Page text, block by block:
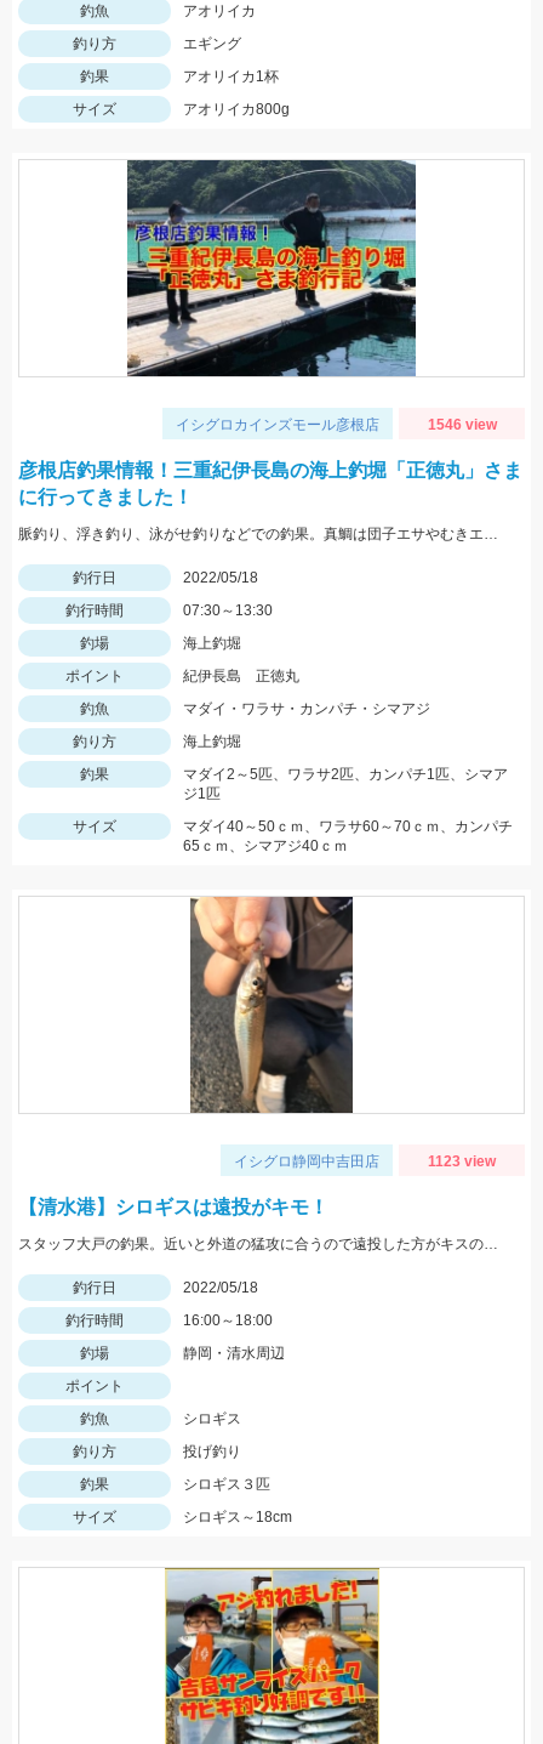
釣魚
アオリイカ
釣り方
エギング
釣果
アオリイカ1杯
サイズ
アオリイカ800g
イシグロカインズモール彦根店 1546 view
彦根店釣果情報！三重紀伊長島の海上釣堀「正徳丸」さま
に行ってきました！
脈釣り、浮き釣り、泳がせ釣りなどでの釣果。真鯛は団子エサやむきエビ、冷凍ボケなどに好反応。青物はキビナゴや鰹のハラモなどでヒット。
釣行日
2022/05/18
釣行時間
07:30～13:30
釣場
海上釣堀
ポイント
紀伊長島 正徳丸
釣魚
マダイ・ワラサ・カンパチ・シマアジ
釣り方
海上釣堀
釣果
マダイ2～5匹、ワラサ2匹、カンパチ1匹、シマア
ジ1匹
サイズ
マダイ40～50ｃｍ、ワラサ60～70ｃｍ、カンパチ
65ｃｍ、シマアジ40ｃｍ
イシグロ静岡中吉田店 1123 view
【清水港】シロギスは遠投がキモ！
スタッフ大戸の釣果。近いと外道の猛攻に合うので遠投した方がキスのアタリが出る。イシグロの赤イソメ使用。
釣行日
2022/05/18
釣行時間
16:00～18:00
釣場
静岡・清水周辺
ポイント
釣魚
シロギス
釣り方
投げ釣り
釣果
シロギス３匹
サイズ
シロギス～18cm